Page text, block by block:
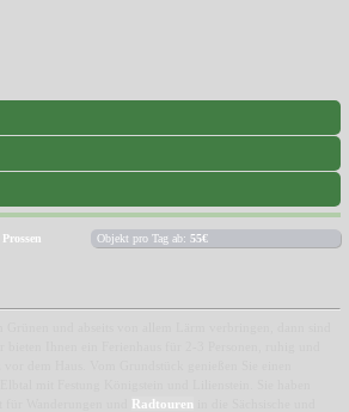
Objekt pro Tag ab: 55€
Radtouren